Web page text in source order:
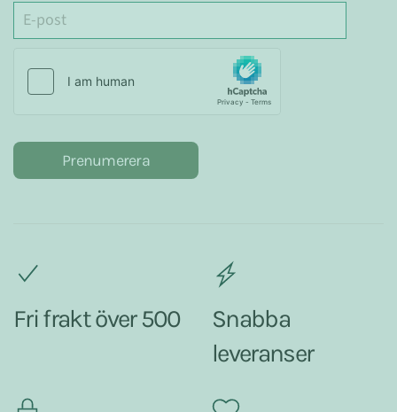
Prenumerera
Fri frakt över 500
Snabba
leveranser